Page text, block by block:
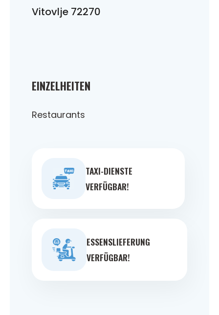
EINZELHEITEN
Restaurants
TAXI-DIENSTE
VERFÜGBAR!
ESSENSLIEFERUNG
VERFÜGBAR!
Vitovlje 72270